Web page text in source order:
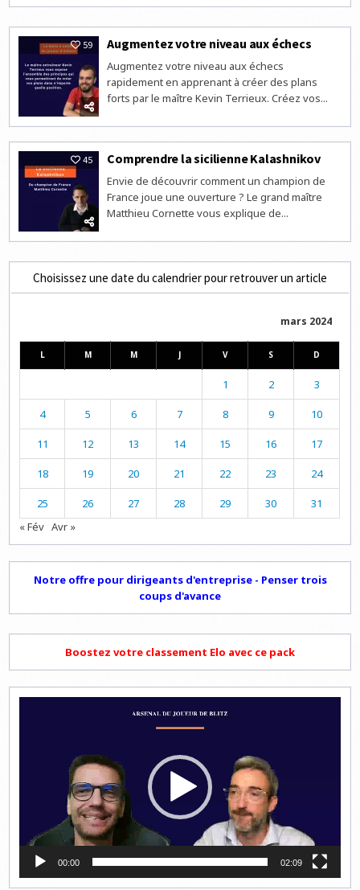
59 Augmentez votre niveau aux échecs
Augmentez votre niveau aux échecs
rapidement en apprenant à créer des plans
forts par le maître Kevin Terrieux. Créez vos...
45 Comprendre la sicilienne Kalashnikov
Envie de découvrir comment un champion de
France joue une ouverture ? Le grand maître
Matthieu Cornette vous explique de...
Choisissez une date du calendrier pour retrouver un article
mars 2024
L M M J V S D
1 2 3
4 5 6 7 8 9 10
11 12 13 14 15 16 17
18 19 20 21 22 23 24
25 26 27 28 29 30
31
« Fév Avr »
Notre offre pour dirigeants d'entreprise - Penser trois
coups d'avance
Boostez votre classement Elo avec ce pack
00:00 02:09